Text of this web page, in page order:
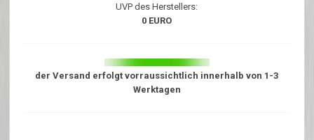
UVP des Herstellers:
0 EURO
der Versand erfolgt vorraussichtlich innerhalb von 1-3
Werktagen